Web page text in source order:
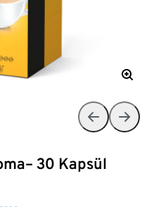
30 Kapsül